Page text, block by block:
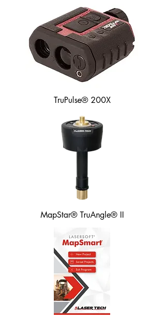
TruPulse® 200X
MapStar® TruAngle® II